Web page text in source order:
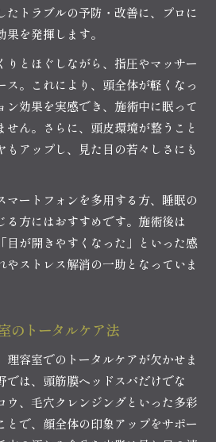
たトラブルの予防・改善に、プロに
を発揮します。
りとほぐしながら、指圧やマッサー
ス。これにより、頭全体が軽くなっ
ン効果を実感でき、施術中に眠って
せん。さらに、頭皮環境が整うこと
もアップし、見た目の若々しさにも
マートフォンを多用する方、睡眠の
る方にはおすすめです。施術後は
目が開きやすくなった」といった感
やストレス解消の一助となっていま
のトータルケア法
理容室でのトータルケアが欠かせま
では、頭筋膜ヘッドスパだけでな
ウ、毛穴クレンジングといった多彩
とで、顔全体の印象アップをサポー